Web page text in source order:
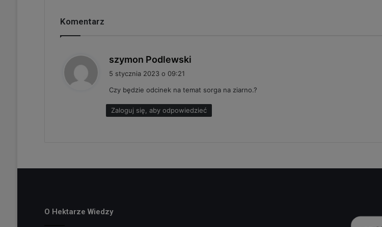
Komentarz
szymon Podlewski
z
e
:
5 stycznia 2023 o 09:21
Czy będzie odcinek na temat sorga na ziarno.?
Zaloguj się, aby odpowiedzieć
O Hektarze Wiedzy